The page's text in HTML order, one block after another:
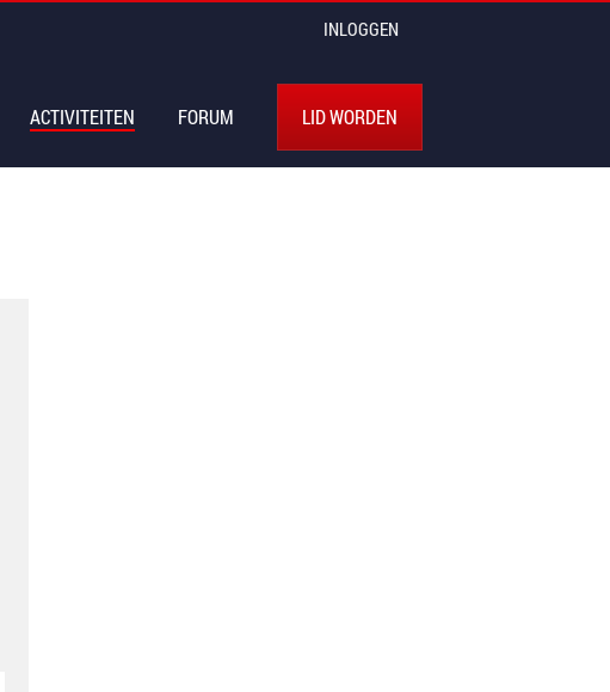
INLOGGEN
ACTIVITEITEN FORUM LID WORDEN